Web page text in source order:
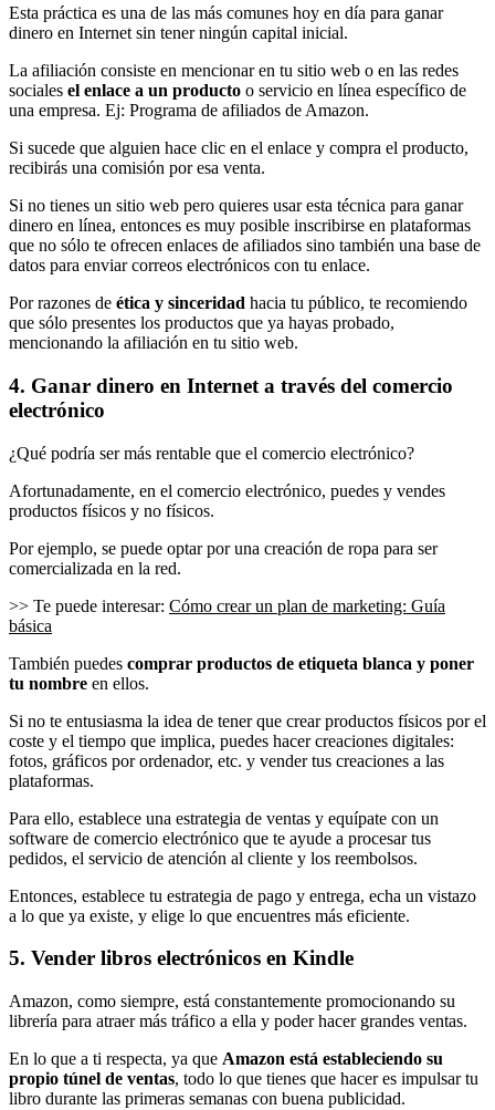
Esta práctica es una de las más comunes hoy en día para ganar
dinero en Internet sin tener ningún capital inicial.
La afiliación consiste en mencionar en tu sitio web o en las redes
sociales el enlace a un producto o servicio en línea específico de
una empresa. Ej: Programa de afiliados de Amazon.
Si sucede que alguien hace clic en el enlace y compra el producto,
recibirás una comisión por esa venta.
Si no tienes un sitio web pero quieres usar esta técnica para ganar
dinero en línea, entonces es muy posible inscribirse en plataformas
que no sólo te ofrecen enlaces de afiliados sino también una base de
datos para enviar correos electrónicos con tu enlace.
Por razones de ética y sinceridad hacia tu público, te recomiendo
que sólo presentes los productos que ya hayas probado,
mencionando la afiliación en tu sitio web.
4. Ganar dinero en Internet a través del comercio
electrónico
¿Qué podría ser más rentable que el comercio electrónico?
Afortunadamente, en el comercio electrónico, puedes y vendes
productos físicos y no físicos.
Por ejemplo, se puede optar por una creación de ropa para ser
comercializada en la red.
>> Te puede interesar: Cómo crear un plan de marketing: Guía
básica
También puedes comprar productos de etiqueta blanca y poner
tu nombre en ellos.
Si no te entusiasma la idea de tener que crear productos físicos por el
coste y el tiempo que implica, puedes hacer creaciones digitales:
fotos, gráficos por ordenador, etc. y vender tus creaciones a las
plataformas.
Para ello, establece una estrategia de ventas y equípate con un
software de comercio electrónico que te ayude a procesar tus
pedidos, el servicio de atención al cliente y los reembolsos.
Entonces, establece tu estrategia de pago y entrega, echa un vistazo
a lo que ya existe, y elige lo que encuentres más eficiente.
5. Vender libros electrónicos en Kindle
Amazon, como siempre, está constantemente promocionando su
librería para atraer más tráfico a ella y poder hacer grandes ventas.
En lo que a ti respecta, ya que Amazon está estableciendo su
propio túnel de ventas, todo lo que tienes que hacer es impulsar tu
libro durante las primeras semanas con buena publicidad.